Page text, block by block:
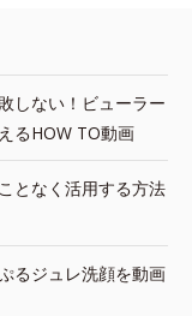
しない！ビューラー
るHOW TO動画
となく活用する方法
るジュレ洗顔を動画